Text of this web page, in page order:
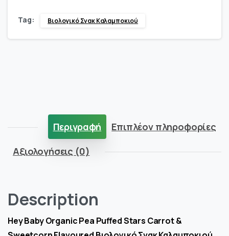
καλαμποκιού
καλαμπόκι
Tag: Βιολογικό Σνακ Καλαμποκιού
Περιγραφή
Επιπλέον πληροφορίες
Αξιολογήσεις (0)
Description
Hey Baby Organic Pea Puffed Stars Carrot &